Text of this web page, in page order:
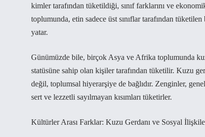
kimler tarafından tüketildiği, sınıf farklarını ve
toplumunda, etin sadece üst sınıflar tarafından
yatar.
Günümüzde bile, birçok Asya ve Afrika toplumunda
statüsüne sahip olan kişiler tarafından tüketilir. Kuzu
değil, toplumsal hiyerarşiye de bağlıdır. Zenginler,
sert ve lezzetli sayılmayan kısımları tüketirler.
Kültürler Arası Farklar: Kuzu Gerdanı ve Sosyal